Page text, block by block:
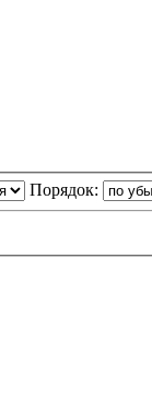
Порядок: